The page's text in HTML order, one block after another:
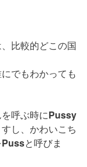
比較的どこの国
でもわかっても
呼ぶ時にPussy
し、かわいこち
Pussと呼びま